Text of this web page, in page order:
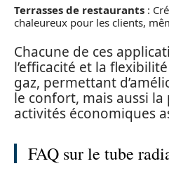
Terrasses de restaurants :
chaleureux pour les clients,
Chacune de ces
l’efficacité et la
gaz, permettant
le confort, mais aussi
activités économiques
FAQ sur le tube